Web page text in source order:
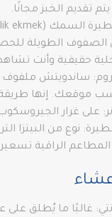
تقديم الخبز مجانًا.
الصفوف الطويلة
حقيقية وأنت
موقعك. إنها طريقة رائعة لملء
على غرار الجيروسكوب
الراقية تسعيرها من 9 إلى 12 ليرة،
غالبًا ما يُطلق على